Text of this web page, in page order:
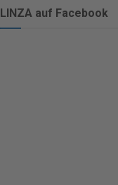
LINZA auf Facebook